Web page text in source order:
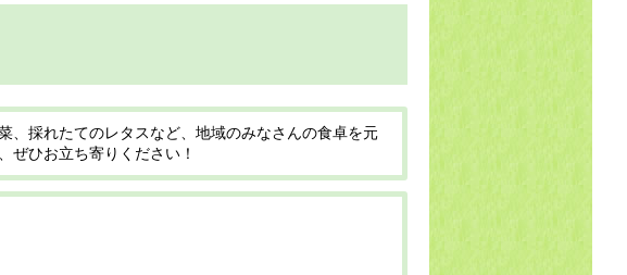
、採れたてのレタスなど、地域のみなさんの食卓を元
ぜひお立ち寄りください！